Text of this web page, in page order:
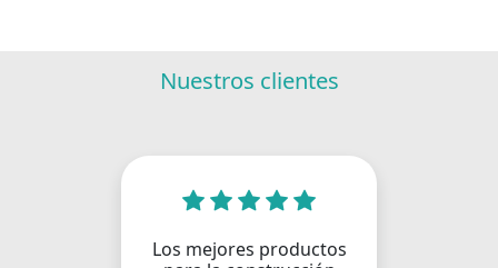
Nuestros clientes
Los mejores productos